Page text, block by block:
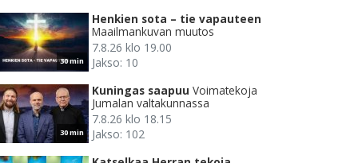
30 min
Henkien sota – tie vapauteen
Maailmankuvan muutos
7.8.26 klo 19.00
Jakso: 10
30 min
Kuningas saapuu Voimatekoja
Jumalan valtakunnassa
7.8.26 klo 18.15
Jakso: 102